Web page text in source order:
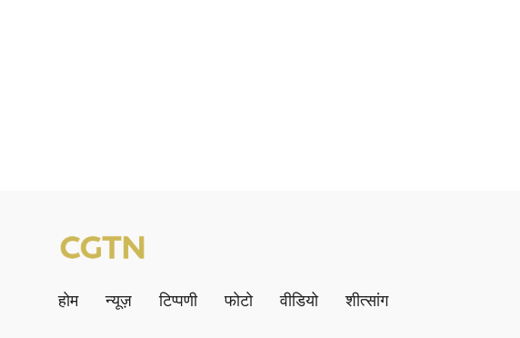
होम न्यूज़ टिप्पणी फोटो वीडियो शीत्सांग